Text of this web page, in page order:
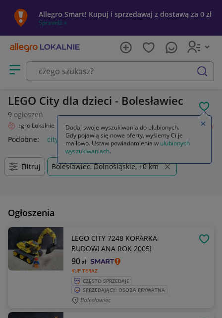
Allegro Smart! Kupuj i sprzedawaj z dostawą za 0 zł
Sprawdź »
Otwórz menu z kategoriami
szukaj
LEGO City dla dzieci - Bolesławiec
9 ogłoszeń
Allegro Lokalnie Dziecko Zabawki Klocki LEGO Zestawy City
Podobne: city lego city lego city policja lego city pociąg
Filtruj Bolesławiec, Dolnośląskie, +0 km
Ogłoszenia
LEGO CITY 7248 KOPARKA
BUDOWLANA ROK 2005!
KUP TERAZ
90zł
CZĘSTO SPRZEDAJE
SPRZEDAJĄCY: OSOBA PRYWATNA
Bolesławiec
Dodaj swoje wyszukiwania do ulubionych.
Gdy pojawią się nowe oferty, wyślemy Ci je
mailowo. Ustaw powiadomienia w ulubionych
wyszukiwaniach.